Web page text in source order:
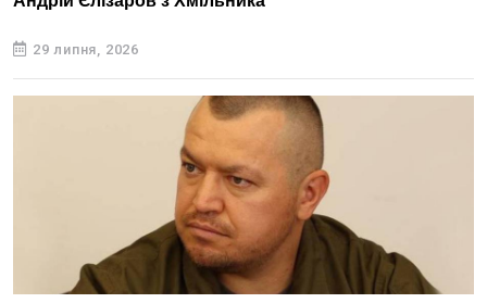
29 липня, 2026